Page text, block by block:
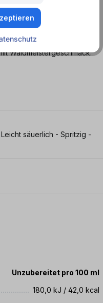
Energy Drink mit
Waldmeistergeschmack.
säuerlich - Spritzig -
Unzubereitet pro 100 ml
180,0 kJ / 42,0 kcal